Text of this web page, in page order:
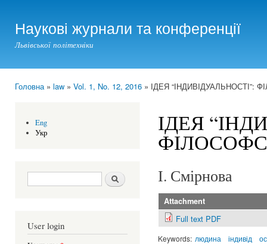
Наукові журнали та конференції
Львівської політехніки
Головна» law » Vol. 1, No. 12, 2016 » ІДЕЯ
Eng
Укр
Search form Шукати
User login
ІДЕЯ
І. Смірнова
Attachment
Full text PDF
Keywords: людина індивід